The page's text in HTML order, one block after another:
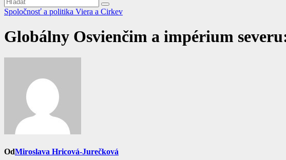
Spoločnosť a politika Viera a Cirkev
Globálny Osvienčim a impérium
OdMiroslava Hricová-Jurečková